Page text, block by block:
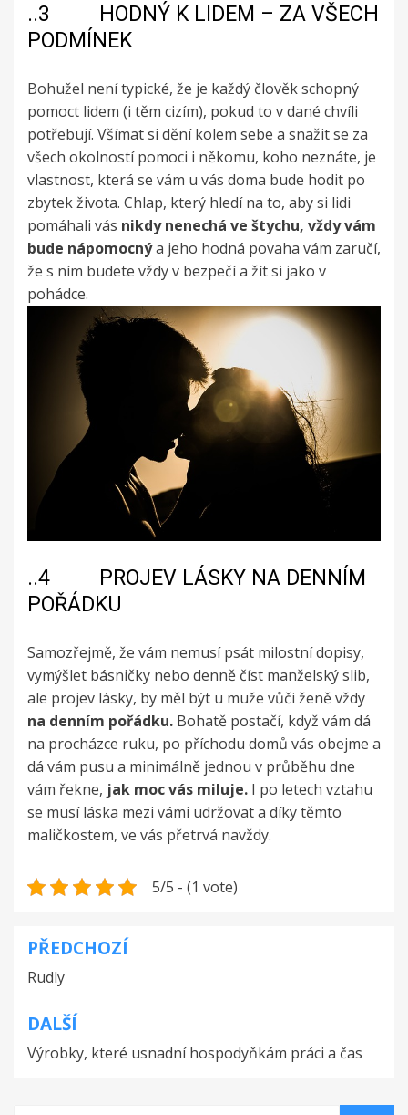
..3 HODNÝ K LIDEM – ZA VŠECH
PODMÍNEK
Bohužel není typické, že je každý člověk schopný
pomoct lidem (i těm cizím), pokud to v dané chvíli
potřebují. Všímat si dění kolem sebe a snažit se za
všech okolností pomoci i někomu, koho neznáte, je
vlastnost, která se vám u vás doma bude hodit po
zbytek života. Chlap, který hledí na to, aby si lidi
pomáhali vás nikdy nenechá ve štychu, vždy vám
bude nápomocnýa jeho hodná povaha vám zaručí,
že s ním budete vždy v bezpečí a žít si jako v
pohádce.
..4 PROJEV LÁSKY NA DENNÍM
POŘÁDKU
Samozřejmě, že vám nemusí psát milostní dopisy,
vymýšlet básničky nebo denně číst manželský slib,
ale projev lásky, by měl být u muže vůči ženě vždy
na denním pořádku. Bohatě postačí, když vám dá
na procházce ruku, po příchodu domů vás obejme a
dá vám pusu a minimálně jednou v průběhu dne
vám řekne, jak moc vás miluje. I po letech vztahu
se musí láska mezi vámi udržovat a díky těmto
maličkostem, ve vás přetrvá navždy.
5/5 - (1 vote)
Navigace
pro
příspěvek
PŘEDCHOZÍ
Rudly
DALŠÍ
Výrobky, které usnadní hospodyňkám práci a čas